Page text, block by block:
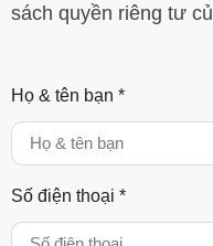
sách quyền riêng tư
Họ & tên bạn *
Số điện thoại *